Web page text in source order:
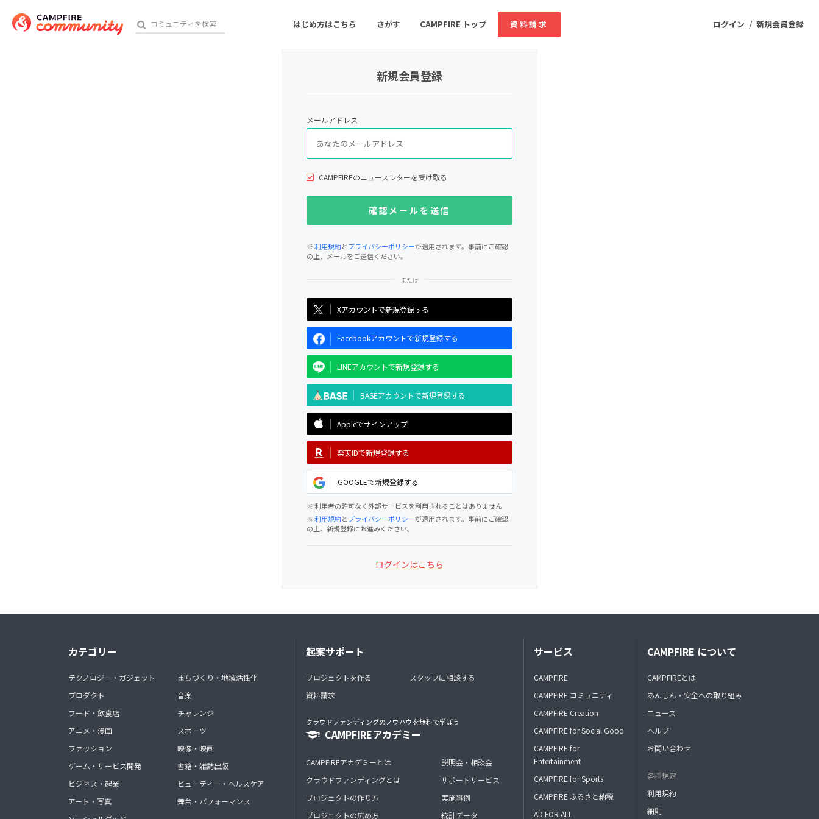
ログイン / 新規会員登録
はじめ方はこちら さがす CAMPFIRE トップ 資料請求
ゲーム・サービス開発
書籍・雑誌出版 アニメ・漫画
ソーシャルグッド ビューティー・ヘルスケア
新規会員登録
メールアドレス
CAMPFIREのニュースレターを受け取る
※利用規約とプライバシーポリシーが適用されます。事前にご確認
の上、メールをご送信ください。
Xアカウントで新規登録する
Facebookアカウントで新規登録する
LINEアカウントで新規登録する
BASEアカウントで新規登録する
Appleでサインアップ
楽天IDで新規登録する
GOOGLEで新規登録する
※ 利用者の許可なく外部サービスを利用されることはありません
※利用規約とプライバシーポリシーが適用されます。事前にご確認
の上、新規登録にお進みください。
ログインはこちら
カテゴリー
テクノロジー・ガジェット
プロダクト
フード・飲食店
アニメ・漫画
ファッション
ゲーム・サービス開発
ビジネス・起業
アート・写真
まちづくり・地域活性化
音楽
チャレンジ
スポーツ
映像・映画
書籍・雑誌出版
ビューティー・ヘルスケア
舞台・パフォーマンス
起案サポート
プロジェクトを作る
資料請求
スタッフに相談する
クラウドファンディングのノウハウを無料で学ぼう
CAMPFIREアカデミー
CAMPFIREアカデミーとは
クラウドファンディングとは
プロジェクトの作り方
プロジェクトの広め方
説明会・相談会
サポートサービス
実施事例
統計データ
サービス
CAMPFIRE
CAMPFIRE コミュニティ
CAMPFIRE Creation
CAMPFIRE for Social Good
CAMPFIRE for
Entertainment
CAMPFIRE for Sports
CAMPFIRE ふるさと納税
AD FOR ALL
CAMPFIRE について
CAMPFIREとは
あんしん・安全への取り組み
ニュース
ヘルプ
お問い合わせ
各種規定
利用規約
細則